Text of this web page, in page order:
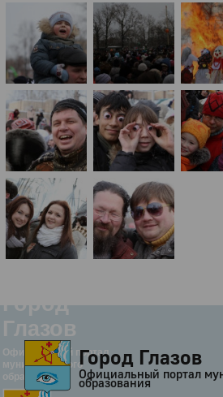
Город
Глазов
Официальный портал
муниципального
образования
Город Глазов
Официальный портал
образования